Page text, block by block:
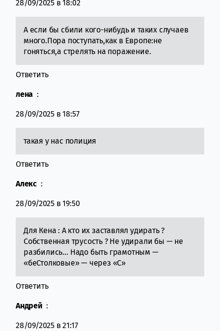
28/09/2025 в 18:02
А если бы сбили кого-нибудь и таких случаев
много.Пора поступать,как в Европе:не
гоняться,а стрелять на поражение.
Ответить
лена :
28/09/2025 в 18:57
такая у нас полиция
Ответить
Алекс :
28/09/2025 в 19:50
Для Кена : А кто их заставлял удирать ?
Собственная трусость ? Не удирали бы — не
разбились… Надо быть грамотным —
«беСтолковые» — через «С»
Ответить
Андрей :
28/09/2025 в 21:17